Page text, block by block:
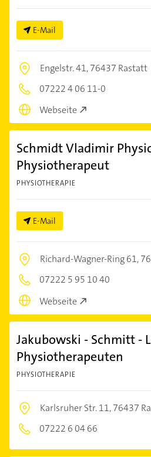
E-Mail
Engelstr. 41,76437 Rastatt
07222 4 06 11-0
Webseite
Schmidt Vladimir
Physiotherapeut
PHYSIOTHERAPIE
E-Mail
Richard-Wagner-Ring 61,
07222 5 95 10 40
Webseite
Jakubowski - Schmitt -
Physiotherapeuten
PHYSIOTHERAPIE
Karlsruher Str. 11,76437
07222 6 04 66